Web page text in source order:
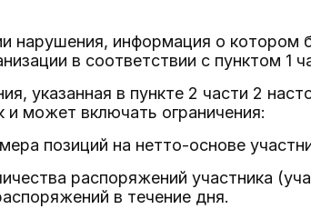
нарушения, информация о
в соответствии с пунктом 1
указанная в пункте 2 части 2
и может включать ограничения:
позиций на нетто-основе
распоряжений участника
в течение дня.